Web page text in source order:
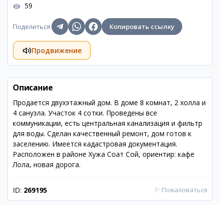
59
Поделиться: Копировать ссылку
Продвижение
Описание
Продается двухэтажный дом. В доме 8 комнат, 2 холла и
4 санузла. Участок 4 сотки. Проведены все
коммуникации, есть центральная канализация и фильтр
для воды. Сделан качественный ремонт, дом готов к
заселению. Имеется кадастровая документация.
Расположен в районе Хужа Соат Сой, ориентир: кафе
Лола, новая дорога.
ID: 269195 ⚐ Пожаловаться